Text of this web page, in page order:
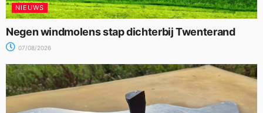
NIEUWS
Negen windmolens stap dichterbij Twenterand
07/08/2026